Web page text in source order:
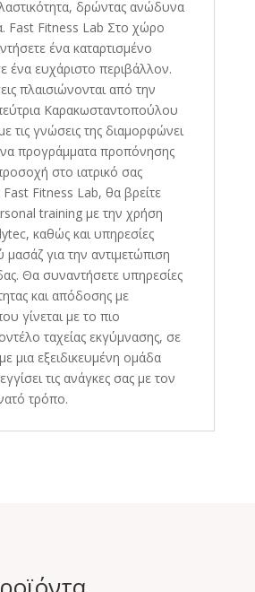
δρώντας ανώδυνα
Fast Fitness Lab Στο χώρο
ένα καταρτισμένο
ένα ευχάριστο περιβάλλον.
πλαισιώνονται από την
Καρακωσταντοπούλου
τις γνώσεις της διαμορφώνει
προγράμματα προπόνησης
στο ιατρικό σας
Fast Fitness Lab, θα βρείτε
training με την χρήση
καθώς και υπηρεσίες
μασάζ για την αντιμετώπιση
Θα συναντήσετε υπηρεσίες
και απόδοσης με
γίνεται με το πιο
ταχείας εκγύμνασης, σε
μια εξειδικευμένη ομάδα
τις ανάγκες σας με τον
τρόπο.